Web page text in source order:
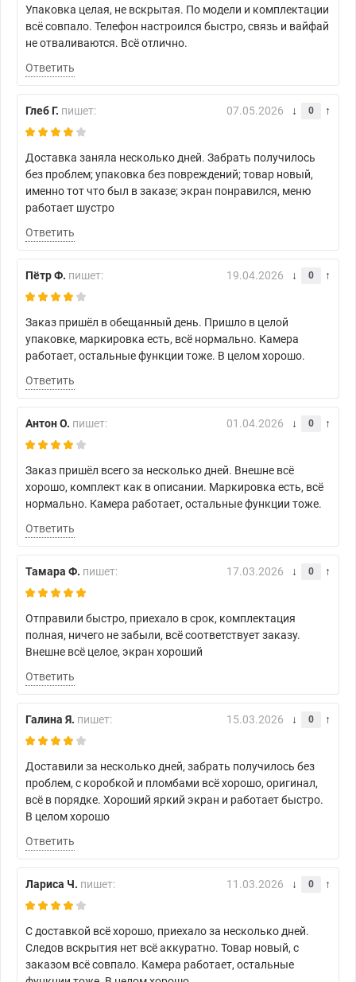
Упаковка целая, не вскрытая. По модели и комплектации
всё совпало. Телефон настроился быстро, связь и вайфай
не отваливаются. Всё отлично.
Ответить
Глеб Г. пишет: 07.05.2026 0
Доставка заняла несколько дней. Забрать получилось
без проблем; упаковка без повреждений; товар новый,
именно тот что был в заказе; экран понравился, меню
работает шустро
Ответить
Пётр Ф. пишет: 19.04.2026 0
Заказ пришёл в обещанный день. Пришло в целой
упаковке, маркировка есть, всё нормально. Камера
работает, остальные функции тоже. В целом хорошо.
Ответить
Антон О. пишет: 01.04.2026 0
Заказ пришёл всего за несколько дней. Внешне всё
хорошо, комплект как в описании. Маркировка есть, всё
нормально. Камера работает, остальные функции тоже.
Ответить
Тамара Ф. пишет: 17.03.2026 0
Отправили быстро, приехало в срок, комплектация
полная, ничего не забыли, всё соответствует заказу.
Внешне всё целое, экран хороший
Ответить
Галина Я. пишет: 15.03.2026 0
Доставили за несколько дней, забрать получилось без
проблем, с коробкой и пломбами всё хорошо, оригинал,
всё в порядке. Хороший яркий экран и работает быстро.
В целом хорошо
Ответить
Лариса Ч. пишет: 11.03.2026 0
С доставкой всё хорошо, приехало за несколько дней.
Следов вскрытия нет всё аккуратно. Товар новый, с
заказом всё совпало. Камера работает, остальные